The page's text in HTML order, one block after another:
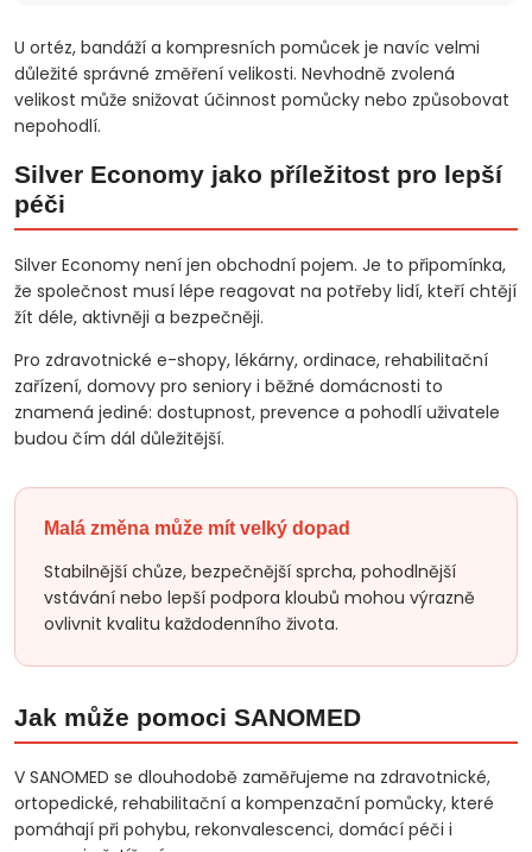
U ortéz, bandáží a kompresních pomůcek je navíc velmi
důležité správné změření velikosti. Nevhodně zvolená
velikost může snižovat účinnost pomůcky nebo způsobovat
nepohodlí.
Silver Economy jako příležitost pro lepší
péči
Silver Economy není jen obchodní pojem. Je to připomínka,
že společnost musí lépe reagovat na potřeby lidí, kteří chtějí
žít déle, aktivněji a bezpečněji.
Pro zdravotnické e-shopy, lékárny, ordinace, rehabilitační
zařízení, domovy pro seniory i běžné domácnosti to
znamená jediné: dostupnost, prevence a pohodlí uživatele
budou čím dál důležitější.
Malá změna může mít velký dopad
Stabilnější chůze, bezpečnější sprcha, pohodlnější
vstávání nebo lepší podpora kloubů mohou výrazně
ovlivnit kvalitu každodenního života.
Jak může pomoci SANOMED
V SANOMED se dlouhodobě zaměřujeme na zdravotnické,
ortopedické, rehabilitační a kompenzační pomůcky, které
pomáhají při pohybu, rekonvalescenci, domácí péči i